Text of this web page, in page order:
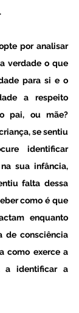
por analisar
verdade o que
para si e o
a respeito
pai, ou mãe?
se sentiu
identificar
sua infância,
falta dessa
como é que
enquanto
de consciência
como exerce a
a identificar a